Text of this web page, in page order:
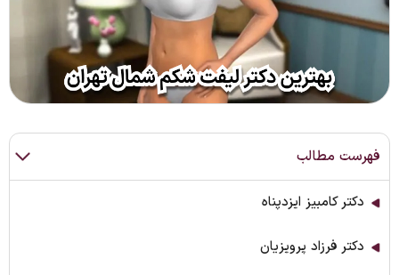
فهرست مطالب
دکتر کامبیز ایزدپناه
دکتر فرزاد پرویزیان